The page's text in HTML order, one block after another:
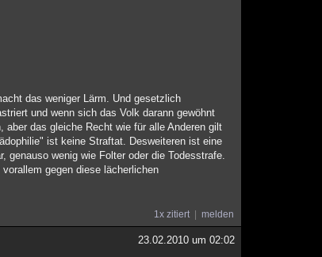
das weniger Lärm. Und gesetzlich
und wenn sich das Volk darann gewöhnt
aber das gleiche Recht wie für alle Anderen gilt
ist keine Straftat. Desweiteren ist eine
genauso wenig wie Folter oder die Todesstrafe.
gegen diese lächerlichen
1x zitiert melden
23.02.2010 um 02:02